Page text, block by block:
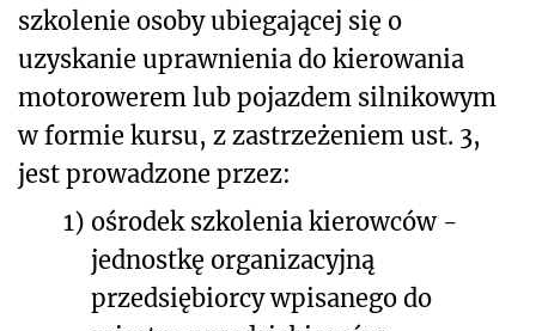
szkolenie osoby ubiegającej się o
uzyskanie uprawnienia do kierowania
motorowerem lub pojazdem silnikowym
w formie kursu, z zastrzeżeniem ust. 3,
jest prowadzone przez:
1) ośrodek szkolenia kierowców -
jednostkę organizacyjną
przedsiębiorcy wpisanego do